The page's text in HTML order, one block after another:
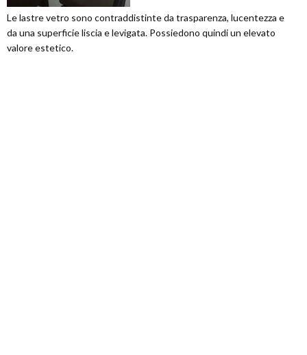
Le lastre vetro sono contraddistinte da trasparenza, lucentezza e
da una superficie liscia e levigata. Possiedono quindi un elevato
valore estetico.